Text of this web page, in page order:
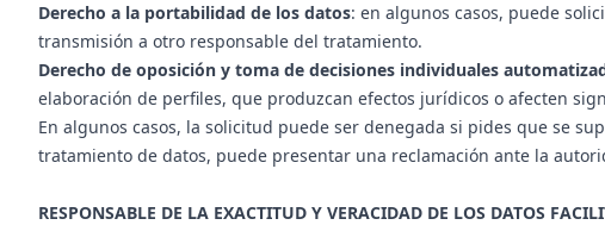
Derecho a la portabilidad de los datos: en algunos casos, puede
transmisión a otro responsable del tratamiento.
Derecho de oposición y toma de decisiones individuales
elaboración de perfiles, que produzcan efectos jurídicos o afecten
En algunos casos, la solicitud puede ser denegada si pides que se
tratamiento de datos, puede presentar una reclamación ante la
RESPONSABLE DE LA EXACTITUD Y VERACIDAD DE LOS DATOS